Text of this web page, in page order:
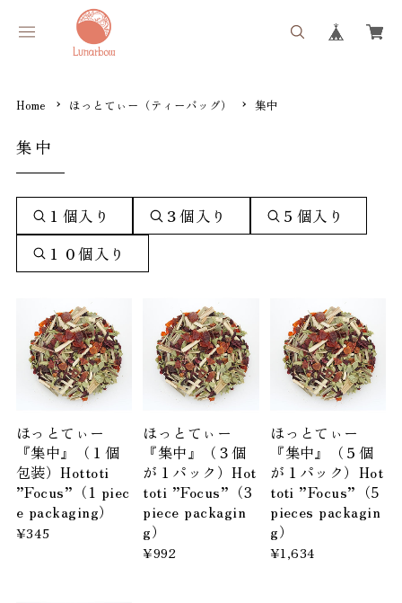
Home ほっとてぃー（ティーバッグ） 集中
集中
１個入り ３個入り
５個入り
１０個入り
ほっとてぃー
『集中』（１個
包装）Hottoti
”Focus”（1 piec
e packaging）
¥345
ほっとてぃー
『集中』（３個
が１パック）Hot
toti ”Focus”（3
piece packagin
g）
¥992
ほっとてぃー
『集中』（５個
が１パック）Hot
toti ”Focus”（5
pieces packagin
g）
¥1,634